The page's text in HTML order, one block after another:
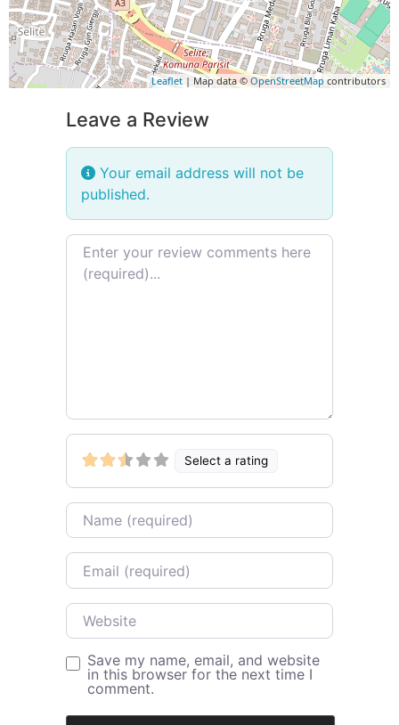
Leaflet | Map data © OpenStreetMap contributors
Leave a Review
Your email address will not be
published.
Review text
Select a rating
Name
Email
Website
Save my name, email, and website
in this browser for the next time I
comment.